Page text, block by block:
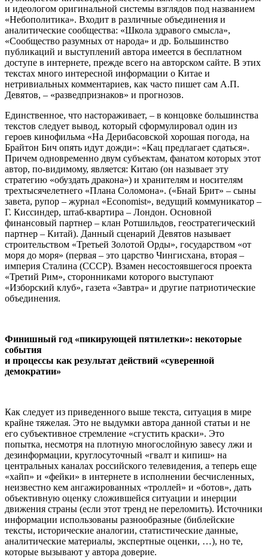
и идеологом оригинальной системы взглядов под названием
«Небополитика». Входит в различные объединения и
аналитические сообщества: «Школа здравого смысла»,
«Сообщество разумных от народа» и др. Большинство
публикаций и выступлений автора имеется в бесплатном
доступе в интернете, прежде всего на авторском сайте. В этих
текстах много интересной информации о Китае и
нетривиальных комментариев, как часто пишет сам А.П.
Девятов, – «разведпризнаков» и прогнозов.
Единственное, что настораживает, – в концовке большинства
текстов следует вывод, который сформулировал один из
героев кинофильма «На Дерибасовской хорошая погода, на
Брайтон Бич опять идут дожди»: «Кац предлагает сдаться».
Причем одновременно двум субъектам, фанатом которых этот
автор, по-видимому, является: Китаю (он называет эту
стратегию «обуздать дракона») и хранителям и носителям
трехтысячелетнего «Плана Соломона». («Бнай Брит» – сыны
завета, рупор – журнал «Economist», ведущий коммуникатор –
Г. Киссиндер, штаб-квартира – Лондон. Основной
финансовый партнер – клан Ротшильдов, геостратегический
партнер – Китай). Данный сценарий Девятов называет
строительством «Третьей Золотой Орды», государством «от
моря до моря» (первая – это царство Чингисхана, вторая –
империя Сталина (СССР). Взамен несостоявшегося проекта
«Третий Рим», сторонниками которого выступают
«Изборский клуб», газета «Завтра» и другие патриотические
объединения.
Финишный год «пикирующей пятилетки»: некоторые
события
и процессы как результат действий «суверенной
демократии»
Как следует из приведенного выше текста, ситуация в мире
крайне тяжелая. Это не выдумки автора данной статьи и не
его субъективное стремление «сгустить краски». Это
попытка, несмотря на плотную многослойную завесу лжи и
дезинформации, круглосуточный «гвалт и кипиш» на
центральных каналах российского телевидения, а теперь еще
«хайп» и «фейки» в интернете в исполнении бесчисленных,
неизвестно кем ангажированных «троллей» и «ботов», дать
объективную оценку сложившейся ситуации и инерции
движения страны (если этот тренд не переломить). Источники
информации использованы разнообразные (библейские
тексты, исторические аналогии, статистические данные,
аналитические материалы, экспертные оценки, …), но те,
которые вызывают у автора доверие.